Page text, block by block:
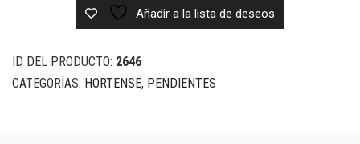
Añadir a la lista de deseos
ID DEL PRODUCTO: 2646
CATEGORÍAS: HORTENSE, PENDIENTES